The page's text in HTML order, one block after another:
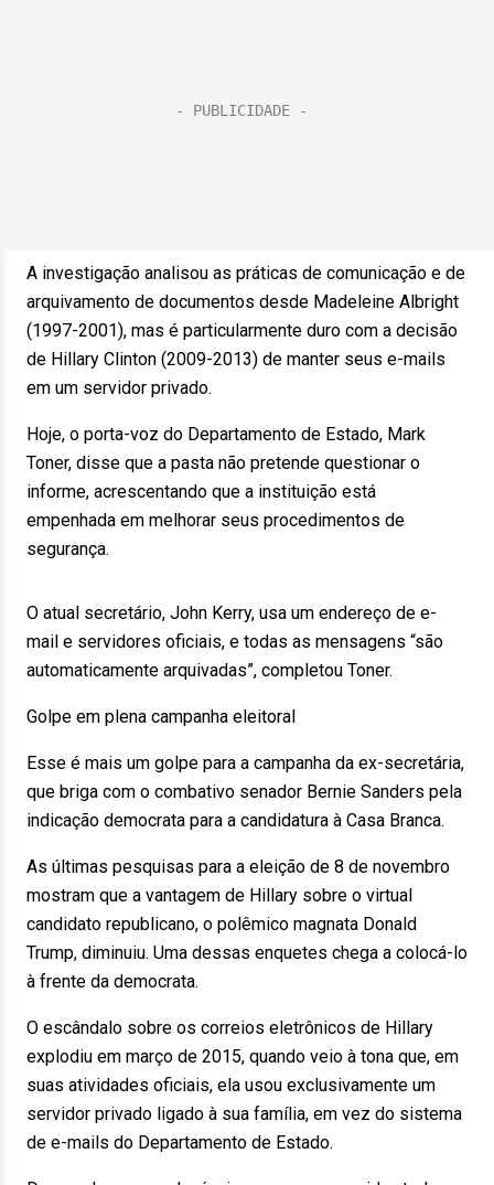
A investigação analisou as práticas de comunicação e de
arquivamento de documentos desde Madeleine Albright
(1997-2001), mas é particularmente duro com a decisão
de Hillary Clinton (2009-2013) de manter seus e-mails
em um servidor privado.
Hoje, o porta-voz do Departamento de Estado, Mark
Toner, disse que a pasta não pretende questionar o
informe, acrescentando que a instituição está
empenhada em melhorar seus procedimentos de
segurança.
O atual secretário, John Kerry, usa um endereço de e-
mail e servidores oficiais, e todas as mensagens “são
automaticamente arquivadas”, completou Toner.
Golpe em plena campanha eleitoral
Esse é mais um golpe para a campanha da ex-secretária,
que briga com o combativo senador Bernie Sanders pela
indicação democrata para a candidatura à Casa Branca.
As últimas pesquisas para a eleição de 8 de novembro
mostram que a vantagem de Hillary sobre o virtual
candidato republicano, o polêmico magnata Donald
Trump, diminuiu. Uma dessas enquetes chega a colocá-lo
à frente da democrata.
O escândalo sobre os correios eletrônicos de Hillary
explodiu em março de 2015, quando veio à tona que, em
suas atividades oficiais, ela usou exclusivamente um
servidor privado ligado à sua família, em vez do sistema
de e-mails do Departamento de Estado.